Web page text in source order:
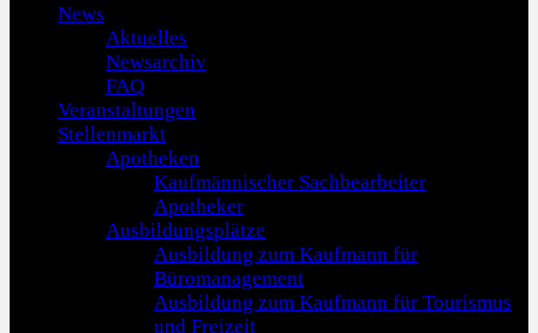
News
Aktuelles
Newsarchiv
FAQ
Veranstaltungen
Stellenmarkt
Apotheken
Kaufmännischer Sachbearbeiter
Apotheker
Ausbildungsplätze
Ausbildung zum Kaufmann für
Büromanagement
Ausbildung zum Kaufmann für Tourismus
und Freizeit